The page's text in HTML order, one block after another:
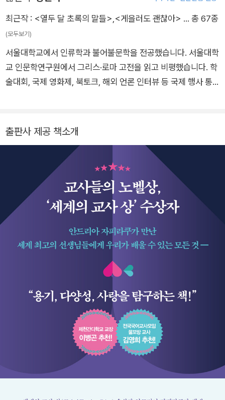
자 3만 3000명 가운데 받은 상이다. 이때 받은 상금 100만 달러
로 영국 전역의 소외된 지역 학교에 예술가들을 초대하는 비영리
다. 세계경제포럼의 ‘문화 분야 리더’이자, 세계미래리더회의(Gl
obal Future Leaders Council) 회원이며, 《이브닝 스탠더드》
가 선정한 ‘런던에서 가장 영향력 있는 인물’ 10명 가운데 한 명에
Who Can, Teach)》은 2021년 블룸즈버리에서 출판되었다. 런
던에서 남편과 두 딸과 함께 살고 있다.
최근작 : <열두 달 초록의 말들> <게을러도 괜찮아> … 총 67종
(모두보기)
서울대학교에서 인류학과 불어불문학을 전공했습니다. 서울대학
교 인문학연구원에서 그리스·로마 고전을 읽고 비평했습니다. 학
술대회, 국제 영화제, 북토크, 해외 언론 인터뷰 등 국제 행사 통
『이렇게나 놀라운 우주라니!』, 『접근 금지 가족』, 『청소년을 위한
인류 진화의 일곱 걸음』, 『솔직하고 대담한 에너지 이야기』, 『남
달라도 괜찮아』, 『동물들의 위대한 법정』, 『말의 무게』, 『위험한
도서관』 등이 있으며, 지은 책으로 『열두 달 초록의 말들』, 『너와
나의 야자 시간』(공저)이 있습니다.
출판사 제공 책소개